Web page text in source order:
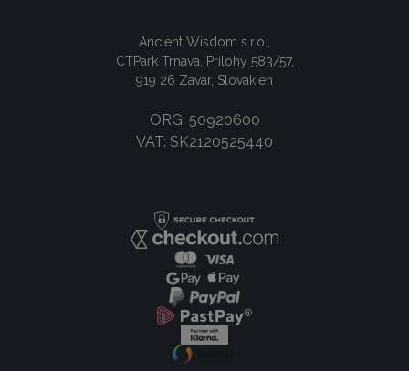
Ancient Wisdom s.r.o.,
CTPark Trnava, Prílohy 583/57,
919 26 Zavar, Slovakien
ORG: 50920600
VAT: SK2120525440